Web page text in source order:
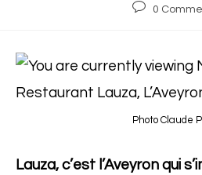
Post 0
Photo Claude
Lauza, c’est l’Aveyron qui